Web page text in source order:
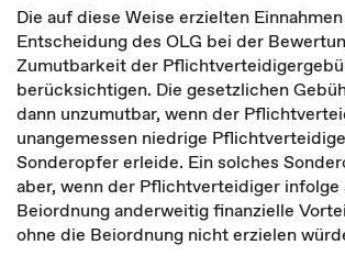
Die auf diese Weise erzielten
Entscheidung des OLG bei der
Zumutbarkeit der
berücksichtigen. Die gesetzlichen
dann unzumutbar, wenn der
unangemessen niedrige
Sonderopfer erleide. Ein solches
aber, wenn der Pflichtverteidiger infolge
Beiordnung anderweitig finanzielle
ohne die Beiordnung nicht erzielen